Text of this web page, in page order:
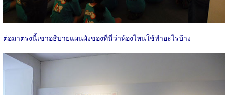
ต่อมาตรงนี้เขาอธิบายแผนผังของที่นี่ว่าห้องไหนใช้ทำอะไรบ้าง